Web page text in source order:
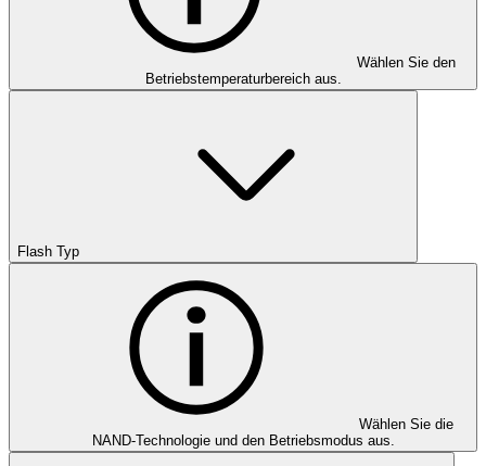
Wählen Sie den
Betriebstemperaturbereich aus.
Flash Typ
Wählen Sie die
NAND-Technologie und den Betriebsmodus aus.